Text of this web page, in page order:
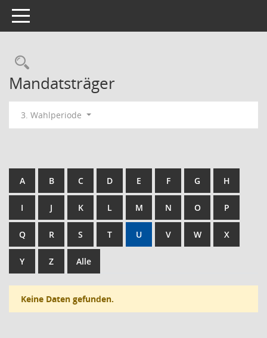
Toggle navigation
Rechercheauswahl
Mandatsträger
3. Wahlperiode
A B C D E F G H
I J K L M N O P
Q R S T U V W X
Y Z Alle
Keine Daten gefunden.